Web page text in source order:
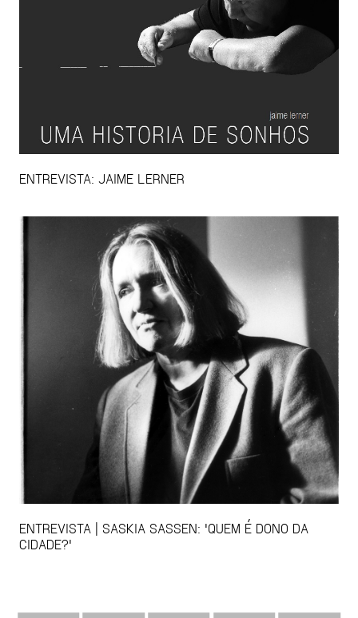
ENTREVISTA: JAIME LERNER
ENTREVISTA | SASKIA SASSEN: 'QUEM É DONO DA
CIDADE?'